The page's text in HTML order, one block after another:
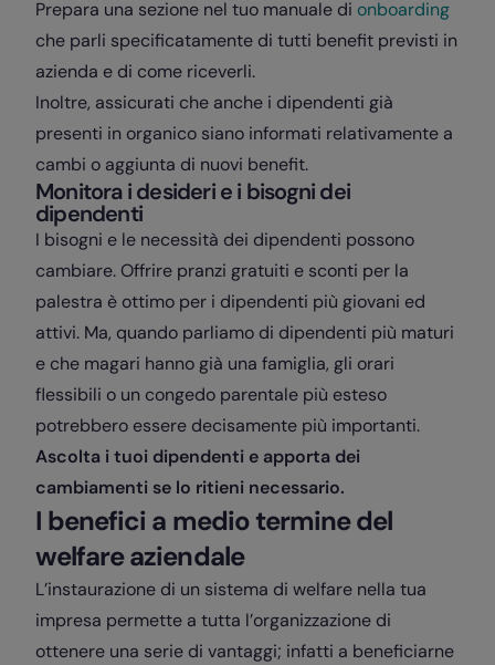
Prepara una sezione nel tuo manuale di onboarding
che parli specificatamente di tutti benefit previsti in
azienda e di come riceverli.
Inoltre, assicurati che anche i dipendenti già
presenti in organico siano informati relativamente a
cambi o aggiunta di nuovi benefit.
Monitora i desideri e i bisogni dei
dipendenti
I bisogni e le necessità dei dipendenti possono
cambiare. Offrire pranzi gratuiti e sconti per la
palestra è ottimo per i dipendenti più giovani ed
attivi. Ma, quando parliamo di dipendenti più maturi
e che magari hanno già una famiglia, gli orari
flessibili o un congedo parentale più esteso
potrebbero essere decisamente più importanti.
Ascolta i tuoi dipendenti e apporta dei
cambiamenti se lo ritieni necessario.
I benefici a medio termine del
welfare aziendale
L’instaurazione di un sistema di welfare nella tua
impresa permette a tutta l’organizzazione di
ottenere una serie di vantaggi; infatti a beneficiarne